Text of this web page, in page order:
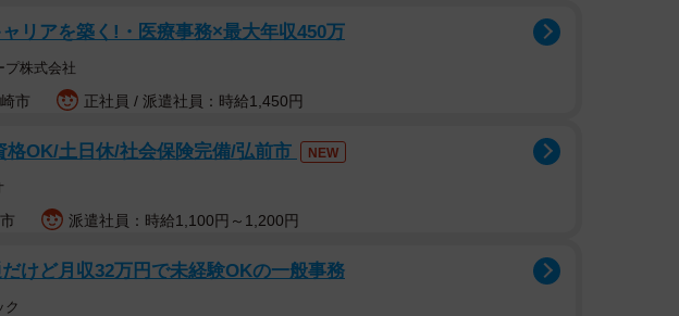
「社会に好循環をおこす傑出した若者」を表彰する『JCI JAPAN
、以下 TOYP）の20歳未満対象のSEED部門で準グランプリを受賞する
おなちゃんママに、今回の受賞、リハビリに励む現状、これからの抱負な
リアを築く!・医療事務×最大年収450万
プ株式会社
市 正社員 / 派遣社員：時給1,450円
格OK/土日休/社会保険完備/弘前市 NEW
派遣社員：時給1,100円～1,200円
けど月収32万円で未経験OKの一般事務
ク